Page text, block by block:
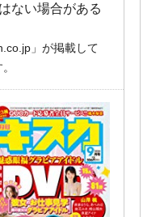
ない場合がある
」が掲載して